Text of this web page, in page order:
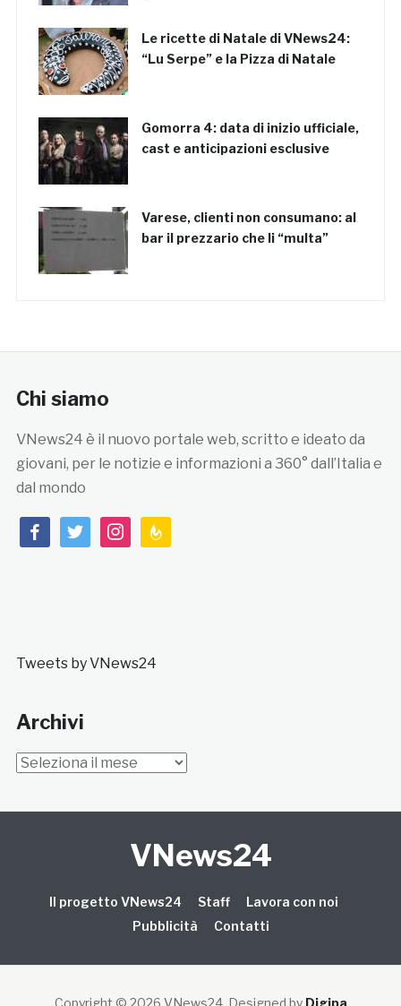
Le ricette di Natale di VNews24:
“Lu Serpe” e la Pizza di Natale
Gomorra 4: data di inizio ufficiale,
cast e anticipazioni esclusive
Varese, clienti non consumano: al
bar il prezzario che li “multa”
Chi siamo
VNews24 è il nuovo portale web, scritto e ideato da
giovani, per le notizie e informazioni a 360° dall’Italia e
dal mondo
facebooktwitterinstagramfeedburner
Tweets by VNews24
Archivi
Archivi
VNews24
Il progetto VNews24 Staff
Lavora con noi
Pubblicità
Contatti